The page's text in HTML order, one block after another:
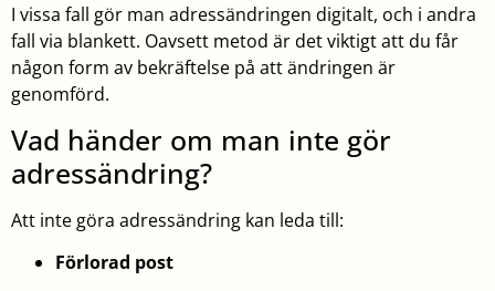
I vissa fall gör man adressändringen digitalt, och i andra
fall via blankett. Oavsett metod är det viktigt att du får
någon form av bekräftelse på att ändringen är
genomförd.
Vad händer om man inte gör
adressändring?
Att inte göra adressändring kan leda till:
Förlorad post